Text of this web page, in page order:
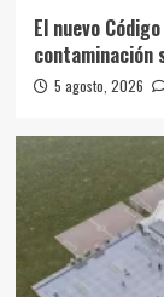
El nuevo
contaminación
5 agosto, 2026